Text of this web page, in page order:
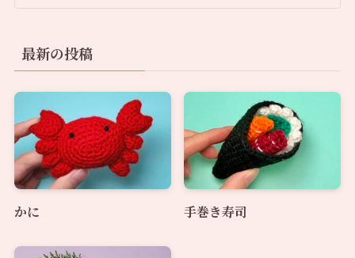
最新の投稿
かに 手巻き寿司